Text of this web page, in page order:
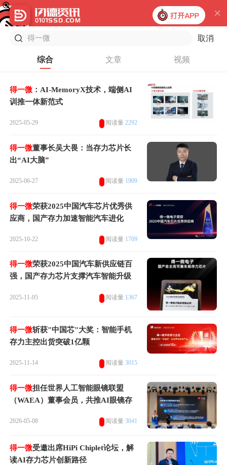
取消
综合 文章 视频
得一微 ：AI-MemoryX技术，端侧AI
训推一体新范式
2025-05-29 阅读量 2292
得一微董事长吴大畏：当存力芯片长
出“AI大脑”
2025-06-27 阅读量 1909
得一微荣获2025中国汽车芯片优秀供
应商，国产存力加速智能汽车进化
2025-10-22 阅读量 1709
得一微荣获2025中国汽车新供应链百
强，国产存力芯片支撑汽车智能升级
2025-11-05 阅读量 1367
得一微斩获"中国芯"大奖：智能手机
存力主控出货突破1亿颗
2025-11-14 阅读量 3015
得一微担任世界人工智能眼镜联盟
（WAEA）董事会员，共推AI眼镜存
2026-05-08 阅读量 3041
得一微受邀出席HiPi Chiplet论坛，解
读AI存力芯片创新路径